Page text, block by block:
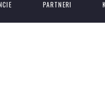
PARTNERI